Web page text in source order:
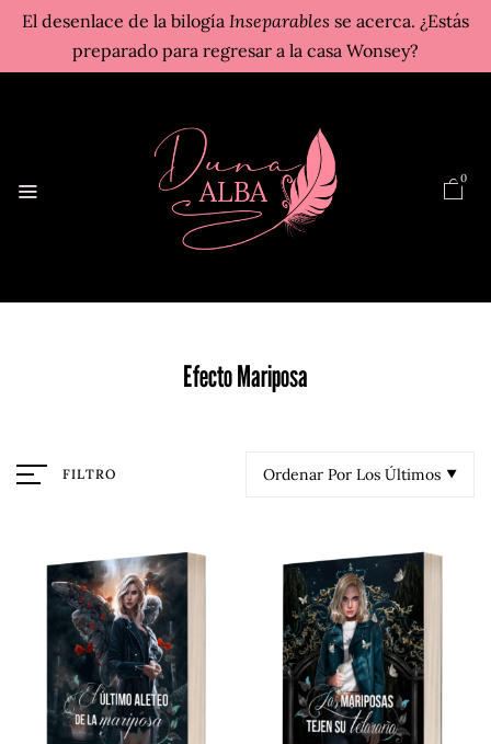
El desenlace de la bilogía Inseparables se acerca. ¿Estás
preparado para regresar a la casa Wonsey?
0
Efecto Mariposa
FILTRO Ordenar Por Los Últimos